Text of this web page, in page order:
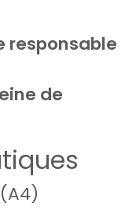
responsable
de